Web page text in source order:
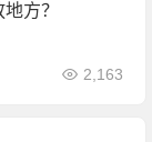
方？
2,163